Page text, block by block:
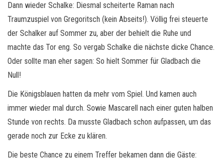
Dann wieder Schalke: Diesmal scheiterte Raman nach
Traumzuspiel von Gregoritsch (kein Abseits!). Völlig frei steuerte
der Schalker auf Sommer zu, aber der behielt die Ruhe und
machte das Tor eng. So vergab Schalke die nächste dicke Chance.
Oder sollte man eher sagen: So hielt Sommer für Gladbach die
Null!
Die Königsblauen hatten da mehr vom Spiel. Und kamen auch
immer wieder mal durch. Sowie Mascarell nach einer guten halben
Stunde von rechts. Da musste Gladbach schon aufpassen, um das
gerade noch zur Ecke zu klären.
Die beste Chance zu einem Treffer bekamen dann die Gäste: